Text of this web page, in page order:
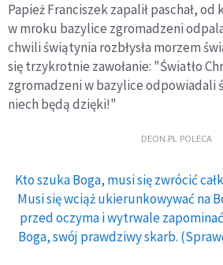
Papież Franciszek zapalił paschał,
w mroku bazylice zgromadzeni
chwili świątynia rozbłysła morzem
się trzykrotnie zawołanie: "Światło
zgromadzeni w bazylice odpowiadali
niech będą dzięki!"
DEON.PL POLECA
Kto szuka Boga, musi się zwrócić
Musi się wciąż ukierunkowywać na
przed oczyma i wytrwale
Boga, swój prawdziwy skarb.